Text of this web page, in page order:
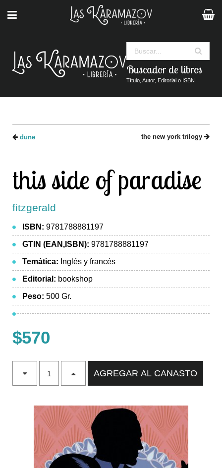
Buscador de libros
Título, Autor, Editorial o ISBN
dune the new york trilogy
this side of paradise
fitzgerald
ISBN: 9781788881197
GTIN (EAN,ISBN): 9781788881197
Temática: Inglés y francés
Editorial: bookshop
Peso: 500 Gr.
$570
AGREGAR AL CANASTO